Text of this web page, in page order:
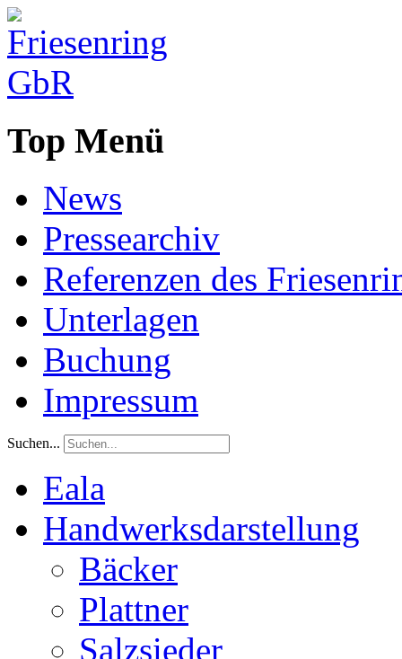
Top Menü
News
Pressearchiv
Referenzen des
Unterlagen
Buchung
Impressum
Suchen...
Eala
Handwerksdarstellung
Bäcker
Plattner
Salzsieder